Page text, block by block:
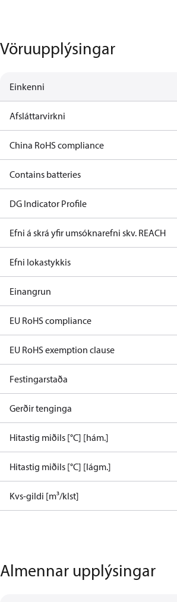
Vöruupplýsingar
Einkenni
Afsláttarvirkni
China RoHS compliance
Contains batteries
DG Indicator Profile
Efni á skrá yfir umsóknarefni skv. REACH
Efni lokastykkis
Einangrun
EU RoHS compliance
EU RoHS exemption clause
Festingarstaða
Gerðir tenginga
Hitastig miðils [°C] [hám.]
Hitastig miðils [°C] [lágm.]
Kvs-gildi [m³/klst]
Almennar upplýsingar